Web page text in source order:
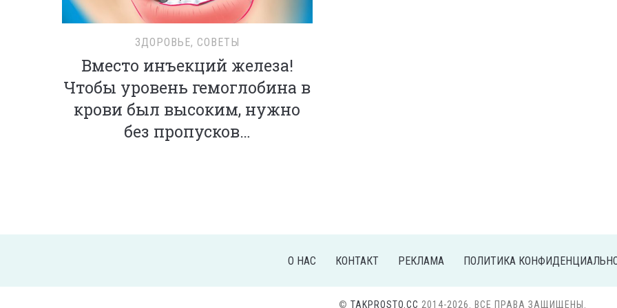
ЗДОРОВЬЕ, СОВЕТЫ
Вместо инъекций железа!
Чтобы уровень гемоглобина в
крови был высоким, нужно
без пропусков…
О НАС КОНТАКТ РЕКЛАМА ПОЛИТИКА
© TAKPROSTO.CC 2014-2026. ВСЕ ПРАВА ЗАЩИЩЕНЫ.